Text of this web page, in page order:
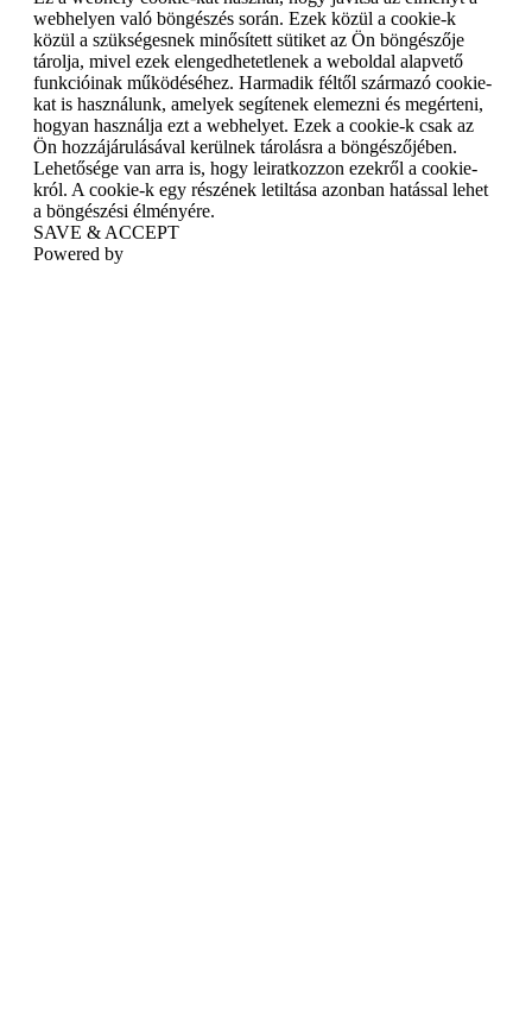
webhelyen való böngészés során. Ezek közül a cookie-k
közül a szükségesnek minősített sütiket az Ön böngészője
tárolja, mivel ezek elengedhetetlenek a weboldal alapvető
funkcióinak működéséhez. Harmadik féltől származó cookie-
kat is használunk, amelyek segítenek elemezni és megérteni,
hogyan használja ezt a webhelyet. Ezek a cookie-k csak az
Ön hozzájárulásával kerülnek tárolásra a böngészőjében.
Lehetősége van arra is, hogy leiratkozzon ezekről a cookie-
król. A cookie-k egy részének letiltása azonban hatással lehet
a böngészési élményére.
SAVE & ACCEPT
Powered by